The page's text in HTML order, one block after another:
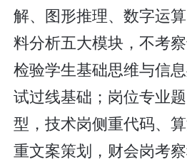
解、图形推理、数字运
料分析五大模块，不考
检验学生基础思维与信
试过线基础；岗位专业
型，技术岗侧重代码、
重文案策划，财会岗考